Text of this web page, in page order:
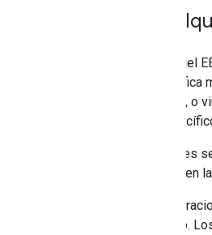
Ejemplos de "Con
Los cambios en las condiciones del
mapa". “Con cualquier mapa”
mapa, incluido un mapa de Google,
Maps (a menos que el mapa
A los efectos de la claridad, puedes
en
Los siguientes ejemplos son
con las condiciones de tu Acuerdo.